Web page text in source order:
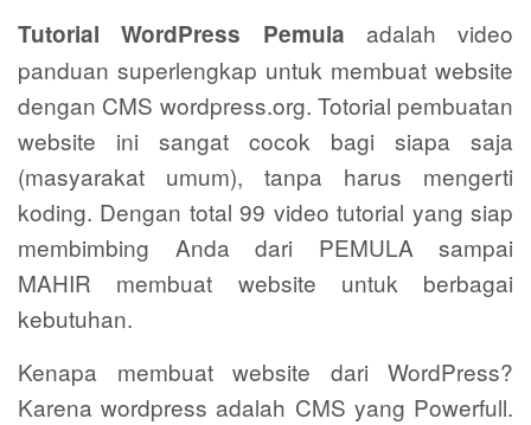
Tutorial WordPress Pemula adalah video
panduan superlengkap untuk membuat website
dengan CMS wordpress.org. Totorial pembuatan
website ini sangat cocok bagi siapa saja
(masyarakat umum), tanpa harus mengerti
koding. Dengan total 99 video tutorial yang siap
membimbing Anda dari PEMULA sampai
MAHIR membuat website untuk berbagai
kebutuhan.
Kenapa membuat website dari WordPress?
Karena wordpress adalah CMS yang Powerfull.